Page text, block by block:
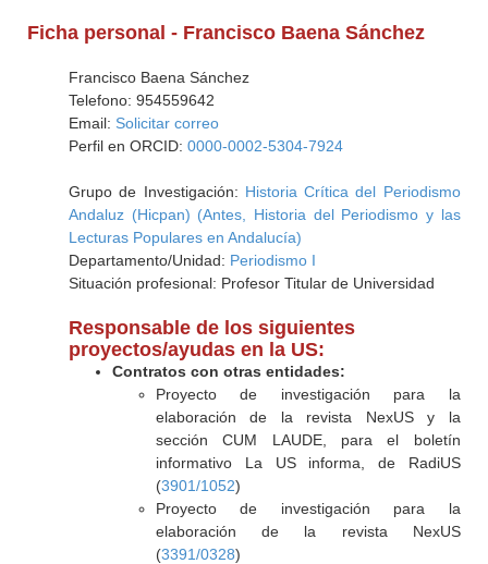
Ficha personal - Francisco Baena Sánchez
Francisco Baena Sánchez
Telefono: 954559642
Email: Solicitar correo
Perfil en ORCID: 0000-0002-5304-7924
Grupo de Investigación: Historia Crítica del Periodismo
Andaluz (Hicpan) (Antes, Historia del Periodismo y las
Lecturas Populares en Andalucía)
Departamento/Unidad: Periodismo I
Situación profesional: Profesor Titular de Universidad
Responsable de los siguientes
proyectos/ayudas en la US:
Contratos con otras entidades:
Proyecto de investigación para la
elaboración de la revista NexUS y la
sección CUM LAUDE, para el boletín
informativo La US informa, de RadiUS
(3901/1052)
Proyecto de investigación para la
elaboración de la revista NexUS
(3391/0328)